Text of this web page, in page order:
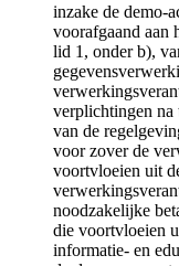
inzake de demo-
voorafgaand aan
lid 1, onder b),
verplichtingen na
van de
voor zover de
voortvloeien uit
noodzakelijke
die voortvloeien
informatie- en